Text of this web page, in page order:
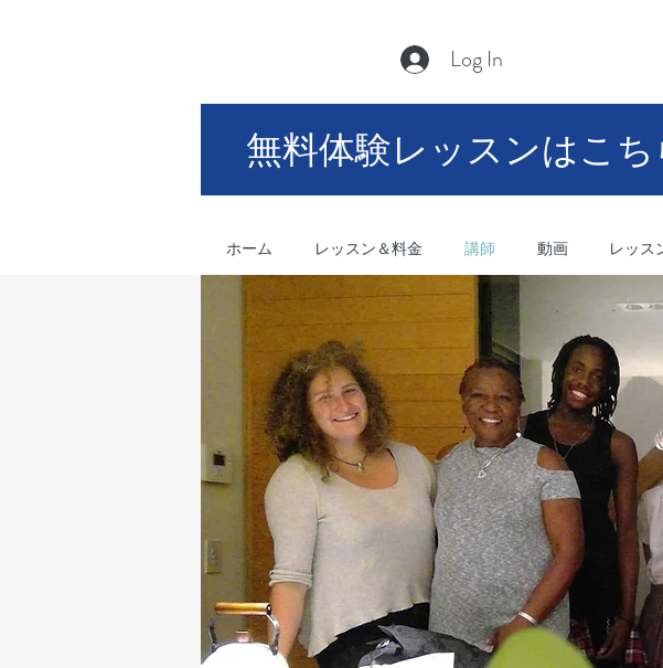
Log In
無料体験レッスンはこち
ホーム レッスン＆料金 講師 動画 レッス